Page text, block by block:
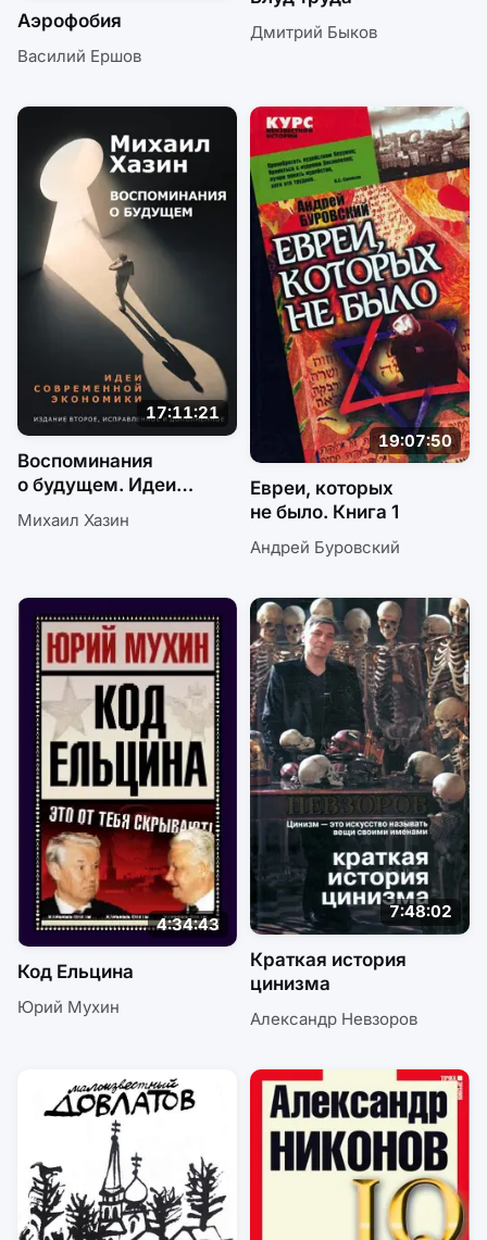
Аэрофобия
Василий Ершов
Дмитрий Быков
17:11:21
Воспоминания
о будущем. Идеи
экономики
Михаил Хазин
19:07:50
Евреи, которых
не было. Книга 1
Андрей Буровский
4:34:43
Код Ельцина
Юрий Мухин
7:48:02
Краткая история
цинизма
Александр Невзоров